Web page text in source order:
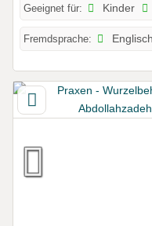
Geeignet für: Kinder
Fremdsprache: Englisch